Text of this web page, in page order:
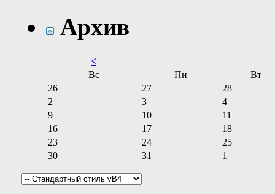
Архив
<
Вс
Пн
Вт
26
27
28
2
3
4
9
10
11
16
17
18
23
24
25
30
31 1